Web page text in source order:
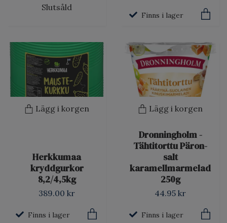
Slutsåld
Finns i lager
Lägg i korgen
Herkkumaa
kryddgurkor
8,2/4,5kg
389.00 kr
Finns i lager
Lägg i korgen
Dronningholm -
Tähtitorttu Päron-
salt
karamellmarmelad
250g
44.95 kr
Finns i lager